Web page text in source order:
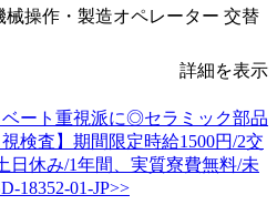
械操作・製造オペレーター 交替
詳細を表示